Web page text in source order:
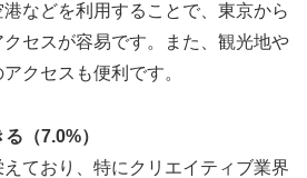
などを利用することで、東京から
セスが容易です。また、観光地や
クセスも便利です。
（7.0%）
ており、特にクリエイティブ業界